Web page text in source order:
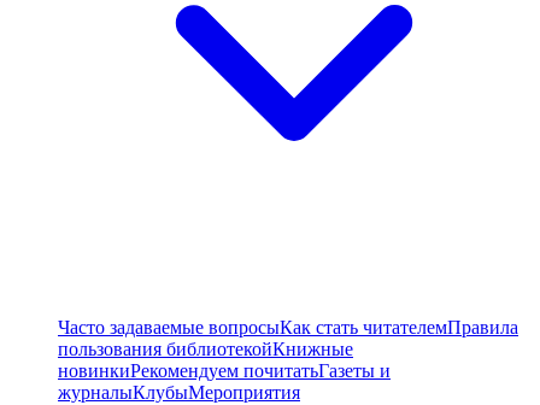
Часто задаваемые вопросыКак стать читателемПравила
пользования библиотекойКнижные
новинкиРекомендуем почитатьГазеты и
журналыКлубыМероприятия